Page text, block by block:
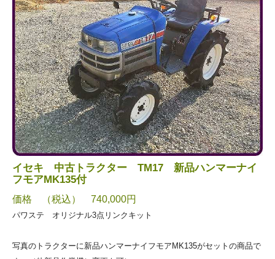
イセキ 中古トラクター TM17 新品ハンマーナイ
フモアMK135付
価格 （税込） 740,000円
パワステ オリジナル3点リンクキット
写真のトラクターに新品ハンマーナイフモアMK135がセットの商品で